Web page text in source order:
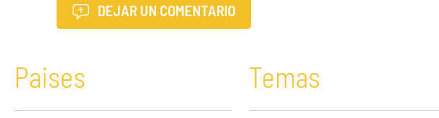
DEJAR UN COMENTARIO
Paises Temas